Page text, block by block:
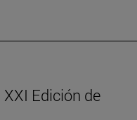
Edición de